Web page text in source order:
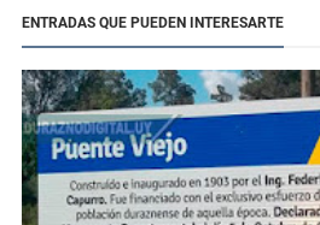
ENTRADAS QUE PUEDEN INTERESARTE